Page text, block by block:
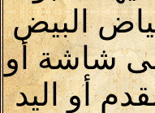
البيض
شاشة أو
أو اليد